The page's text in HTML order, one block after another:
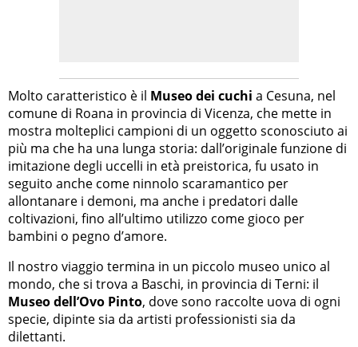
Molto caratteristico è il Museo dei cuchi a Cesuna, nel
comune di Roana in provincia di Vicenza, che mette in
mostra molteplici campioni di un oggetto sconosciuto ai
più ma che ha una lunga storia: dall’originale funzione di
imitazione degli uccelli in età preistorica, fu usato in
seguito anche come ninnolo scaramantico per
allontanare i demoni, ma anche i predatori dalle
coltivazioni, fino all’ultimo utilizzo come gioco per
bambini o pegno d’amore.
Il nostro viaggio termina in un piccolo museo unico al
mondo, che si trova a Baschi, in provincia di Terni: il
Museo dell’Ovo Pinto, dove sono raccolte uova di ogni
specie, dipinte sia da artisti professionisti sia da
dilettanti.